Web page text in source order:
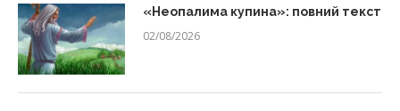
«Неопалима купина»: повний текст
02/08/2026